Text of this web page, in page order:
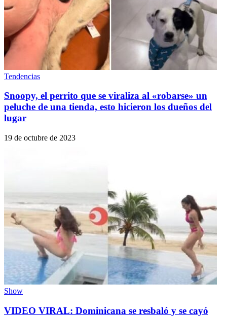
Tendencias
Snoopy, el perrito que se viraliza al «robarse» un
peluche de una tienda, esto hicieron los dueños del
lugar
19 de octubre de 2023
Show
VIDEO VIRAL: Dominicana se resbaló y se cayó